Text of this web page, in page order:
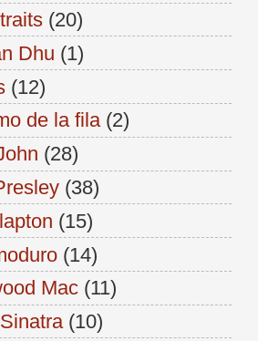
(20)
Dhu (1)
(12)
de la fila (2)
(28)
(38)
(15)
(14)
Mac (11)
(10)